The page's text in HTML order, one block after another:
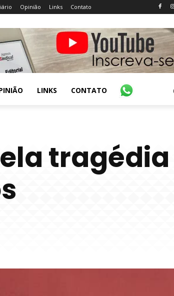
Opinião Links Contato
LINKS CONTATO
tragédia